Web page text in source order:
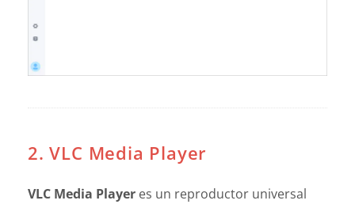
2. VLC Media Player
VLC Media Player es un reproductor universal